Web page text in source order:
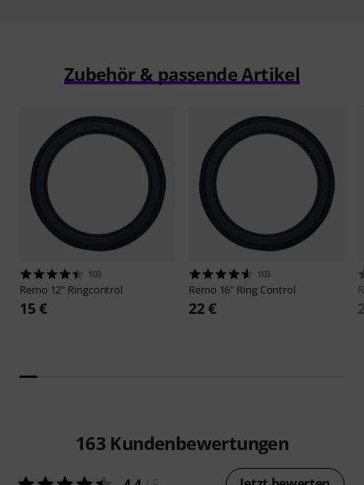
Zubehör & passende Artikel
103
Remo 12" Ringcontrol
15 €
103
Remo 16" Ring Control
22 €
163 Kundenbewertungen